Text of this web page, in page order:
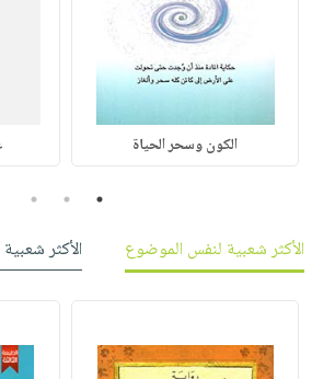
الكون وسحر الحياة
1
2
3
الأكثر شعبية لنفس الموضوع
الأكثر